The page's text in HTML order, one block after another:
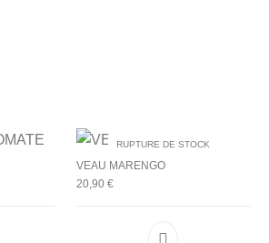
RUPTURE DE STOCK
VEAU MARENGO
20,90 €